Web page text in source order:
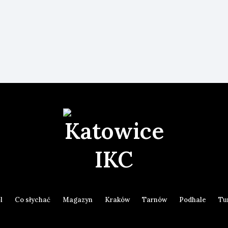
Co słychać Magazyn Kraków Tarnów Podhale